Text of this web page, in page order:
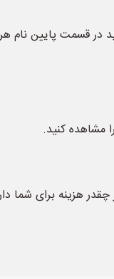
در قسمت پایین نام
مشاهده کنید.
هزینه برای شما